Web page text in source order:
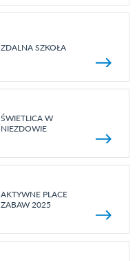
ZDALNA SZKOŁA
ŚWIETLICA W
NIEZDOWIE
AKTYWNE PLACE
ZABAW 2025